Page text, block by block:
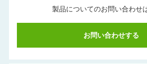
製品についてのお問い合わせ
お問い合わせする